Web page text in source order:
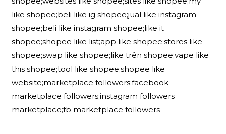
like shopee;beli like ig shopee;jual like instagram
shopee;beli like instagram shopee;like it
shopee;shopee like list;app like shopee;stores like
shopee;swap like shopee;like trên shopee;vape like
this shopee;tool like shopee;shopee like
website;marketplace followers;facebook
marketplace followers;instagram followers
marketplace;fb marketplace followers